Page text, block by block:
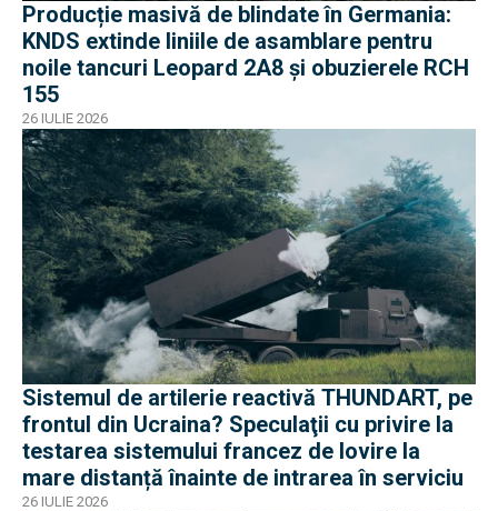
Producție masivă de blindate în Germania:
KNDS extinde liniile de asamblare pentru
noile tancuri Leopard 2A8 și obuzierele RCH
155
26 IULIE 2026
Sistemul de artilerie reactivă THUNDART, pe
frontul din Ucraina? Speculaţii cu privire la
testarea sistemului francez de lovire la
mare distanță înainte de intrarea în serviciu
26 IULIE 2026